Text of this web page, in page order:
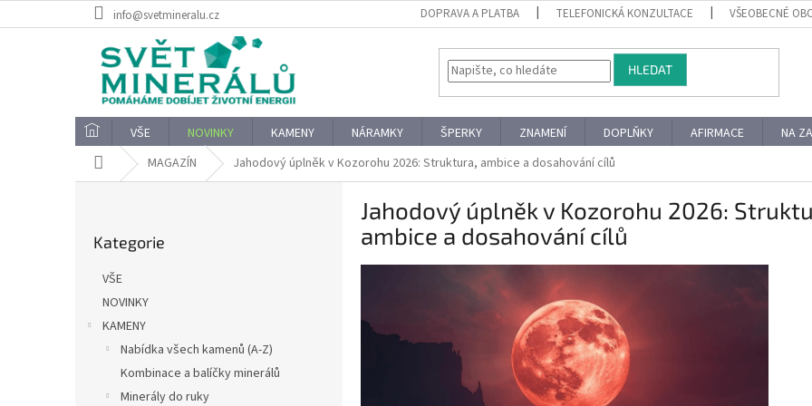
na
info@svetmineralu.cz DOPRAVA A PLATBA TELEFONICKÁ KONZULTACE VŠEOBECNÉ
HLEDAT
VŠE NOVINKY KAMENY NÁRAMKY ŠPERKY ZNAMENÍ DOPLŇKY AFIRMACE NA
Domů MAGAZÍN Jahodový úplněk v Kozorohu 2026: Struktura, ambice a dosahování cílů
kategorie
Kategorie
VŠE
NOVINKY
KAMENY
Nabídka všech kamenů (A-Z)
Kombinace a balíčky minerálů
Minerály do ruky
Jahodový úplněk v Kozorohu 2026:
ambice a dosahování cílů